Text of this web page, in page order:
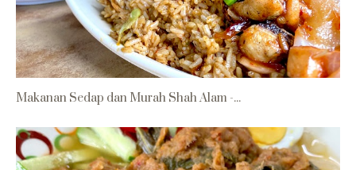
Makanan Sedap dan Murah Shah Alam -...